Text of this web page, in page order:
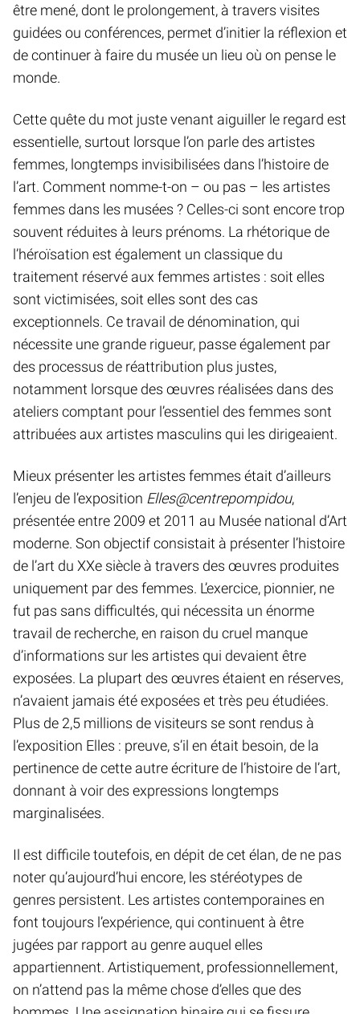
être mené, dont le prolongement, à travers visites
guidées ou conférences, permet d’initier la réflexion et
de continuer à faire du musée un lieu où on pense le
monde.
Cette quête du mot juste venant aiguiller le regard est
essentielle, surtout lorsque l’on parle des artistes
femmes, longtemps invisibilisées dans l’histoire de
l’art. Comment nomme-t-on – ou pas – les artistes
femmes dans les musées ? Celles-ci sont encore trop
souvent réduites à leurs prénoms. La rhétorique de
l’héroïsation est également un classique du
traitement réservé aux femmes artistes : soit elles
sont victimisées, soit elles sont des cas
exceptionnels. Ce travail de dénomination, qui
nécessite une grande rigueur, passe également par
des processus de réattribution plus justes,
notamment lorsque des œuvres réalisées dans des
ateliers comptant pour l’essentiel des femmes sont
attribuées aux artistes masculins qui les dirigeaient.
Mieux présenter les artistes femmes était d’ailleurs
l’enjeu de l’exposition Elles@centrepompidou,
présentée entre 2009 et 2011 au Musée national d’Art
moderne. Son objectif consistait à présenter l’histoire
de l’art du XXe siècle à travers des œuvres produites
uniquement par des femmes. L’exercice, pionnier, ne
fut pas sans difficultés, qui nécessita un énorme
travail de recherche, en raison du cruel manque
d’informations sur les artistes qui devaient être
exposées. La plupart des œuvres étaient en réserves,
n’avaient jamais été exposées et très peu étudiées.
Plus de 2,5 millions de visiteurs se sont rendus à
l’exposition Elles : preuve, s’il en était besoin, de la
pertinence de cette autre écriture de l’histoire de l’art,
donnant à voir des expressions longtemps
marginalisées.
Il est difficile toutefois, en dépit de cet élan, de ne pas
noter qu’aujourd’hui encore, les stéréotypes de
genres persistent. Les artistes contemporaines en
font toujours l’expérience, qui continuent à être
jugées par rapport au genre auquel elles
appartiennent. Artistiquement, professionnellement,
on n’attend pas la même chose d’elles que des